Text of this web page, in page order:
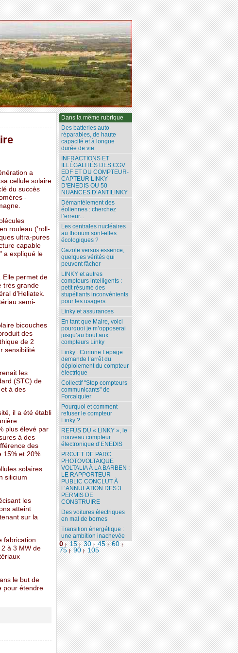
a
cellule solaire
du succès
-
rouleau (’roll-
ultra-pures
capable
a expliqué le
Elle permet de
très grande
d’Heliatek.
semi-
bicouches
des
de 2
sensibilité
les
(STC) de
à des
il a été établi
plus élevé par
à des
des
15% et 20%.
solaires
silicium
les
atteint
sur la
fabrication
à 3 MW de
le but de
pour étendre
Dans la même rubrique
Des batteries auto-
réparables, de haute
capacité et à longue
durée de vie
INFRACTIONS ET
ILLÉGALITÉS DES CGV
EDF ET DU COMPTEUR-
CAPTEUR LINKY
D’ENEDIS OU 50
NUANCES D’ANTILINKY
Démantèlement des
éoliennes : cherchez
l’erreur...
Les centrales nucléaires
au thorium sont-elles
écologiques ?
Gazole versus essence,
quelques vérités qui
peuvent fâcher
LINKY et autres
compteurs intelligents :
petit résumé des
stupéfiants inconvénients
pour les usagers.
Linky et assurances
En tant que Maire, voici
pourquoi je m’opposerai
jusqu’au bout aux
compteurs Linky
Linky : Corinne Lepage
demande l’arrêt du
déploiement du compteur
électrique
Collectif "Stop compteurs
communicants" de
Forcalquier
Pourquoi et comment
refuser le compteur
Linky ?
REFUS DU « LINKY », le
nouveau compteur
électronique d’ENEDIS
PROJET DE PARC
PHOTOVOLTAÏQUE
VOLTALIA À LA BARBEN :
LE RAPPORTEUR
PUBLIC CONCLUT À
L’ANNULATION DES 3
PERMIS DE
CONSTRUIRE
Des voitures électriques
en mal de bornes
Transition énergétique :
une ambition inachevée
0 | 15 | 30 | 45 | 60 |
75 | 90 | 105